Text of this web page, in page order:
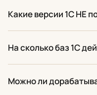
Какие версии 1С НЕ
На сколько баз 1С
Можно ли